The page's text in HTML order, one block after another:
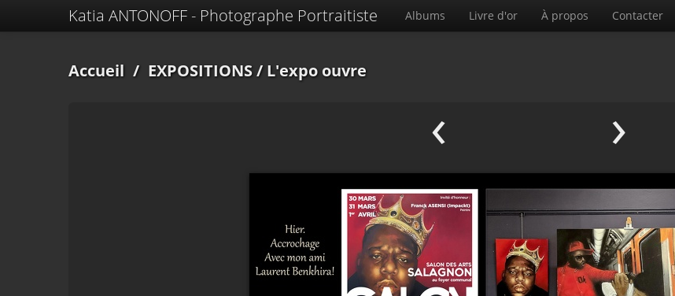
Katia ANTONOFF - Photographe Portraitiste Albums Livre d'or À propos Contacter
Accueil / EXPOSITIONS/ L'expo ouvre
‹ ›